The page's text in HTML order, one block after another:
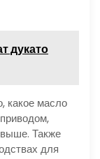
дукато
какое масло
Также
для